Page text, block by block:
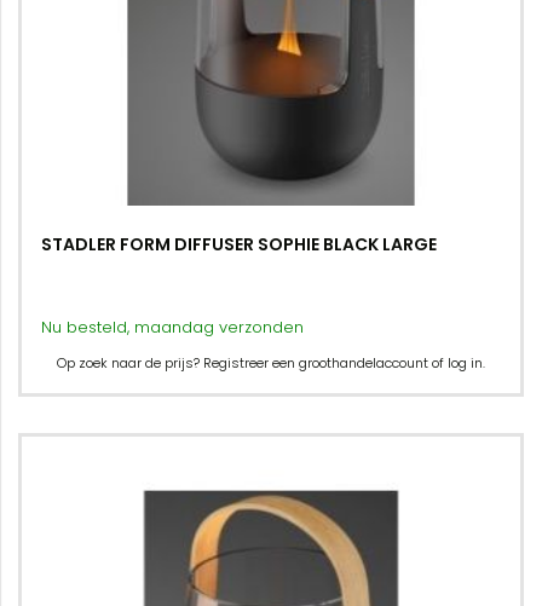
STADLER FORM DIFFUSER SOPHIE BLACK LARGE
Nu besteld, maandag verzonden
Op zoek naar de prijs? Registreer een groothandelaccount of log in.